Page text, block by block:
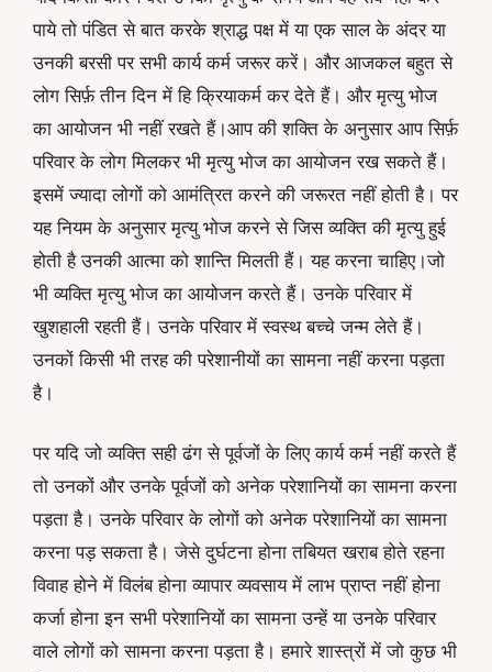
पाये तो पंडित से बात करके श्राद्ध पक्ष में या एक साल के अंदर या
उनकी बरसी पर सभी कार्य कर्म जरूर करें। और आजकल बहुत से
लोग सिर्फ़ तीन दिन में हि क्रियाकर्म कर देते हैं। और मृत्यु भोज
का आयोजन भी नहीं रखते हैं।आप की शक्ति के अनुसार आप सिर्फ़
परिवार के लोग मिलकर भी मृत्यु भोज का आयोजन रख सकते हैं।
इसमें ज्यादा लोगों को आमंत्रित करने की जरूरत नहीं होती है। पर
यह नियम के अनुसार मृत्यु भोज करने से जिस व्यक्ति की मृत्यु हुई
होती है उनकी आत्मा को शान्ति मिलती हैं। यह करना चाहिए।जो
भी व्यक्ति मृत्यु भोज का आयोजन करते हैं। उनके परिवार में
खुशहाली रहती हैं। उनके परिवार में स्वस्थ बच्चे जन्म लेते हैं।
उनकों किसी भी तरह की परेशानीयों का सामना नहीं करना पड़ता
है।
पर यदि जो व्यक्ति सही ढंग से पूर्वजों के लिए कार्य कर्म नहीं करते हैं
तो उनकों और उनके पूर्वजों को अनेक परेशानियों का सामना करना
पड़ता है। उनके परिवार के लोगों को अनेक परेशानियों का सामना
करना पड़ सकता है। जेसे दुर्घटना होना तबियत खराब होते रहना
विवाह होने में विलंब होना व्यापार व्यवसाय में लाभ प्राप्त नहीं होना
कर्जा होना इन सभी परेशानियों का सामना उन्हें या उनके परिवार
वाले लोगों को सामना करना पड़ता है। हमारे शास्त्रों में जो कुछ भी